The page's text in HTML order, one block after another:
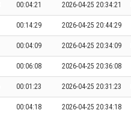
00:04:21 2026-04-25 20:34:21
00:14:29 2026-04-25 20:44:29
00:04:09 2026-04-25 20:34:09
00:06:08 2026-04-25 20:36:08
00:01:23 2026-04-25 20:31:23
00:04:18 2026-04-25 20:34:18